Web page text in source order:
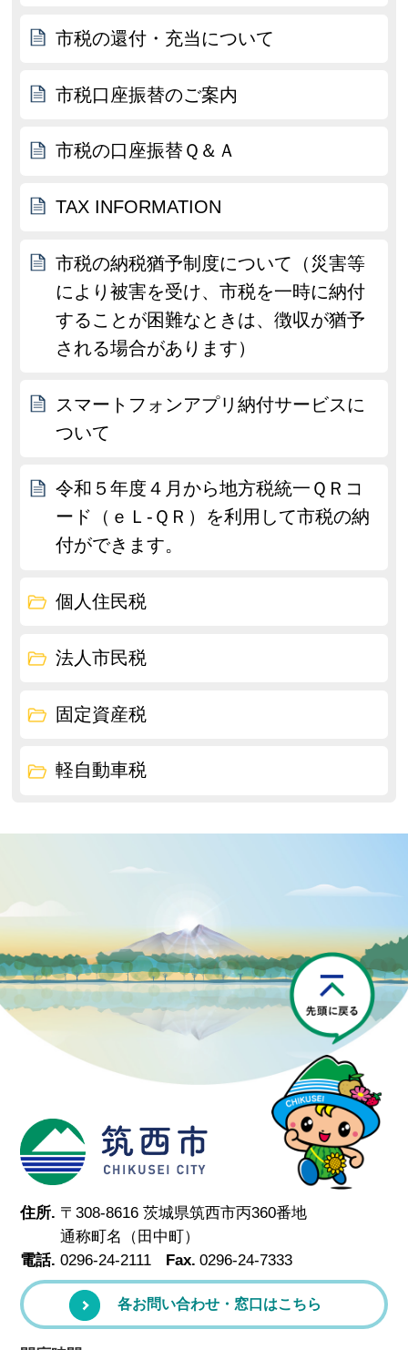
市税の還付・充当について
市税口座振替のご案内
市税の口座振替Ｑ＆Ａ
TAX INFORMATION
市税の納税猶予制度について（災害等
により被害を受け、市税を一時に納付
することが困難なときは、徴収が猶予
される場合があります）
スマートフォンアプリ納付サービスに
ついて
令和５年度４月から地方税統一ＱＲコ
ード（ｅＬ-ＱＲ）を利用して市税の納
付ができます。
個人住民税
法人市民税
固定資産税
軽自動車税
筑西市
住所. 〒308-8616 茨城県筑西市丙360番地
通称町名（田中町）
電話. 0296-24-2111 Fax. 0296-24-7333
各お問い合わせ・窓口はこちら